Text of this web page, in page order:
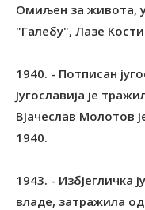
Омиљен за живота,
"Галебу", Лазе
1940. - Потписан
Југославија је
Вјачеслав Молотов
1940.
1943. - Избјегличка
владе, затражила